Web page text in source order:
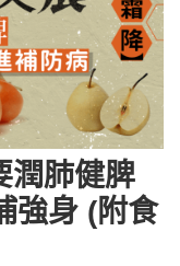
潤肺健脾
強身 (附食